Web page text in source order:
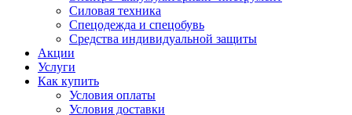
Силовая техника
Спецодежда и спецобувь
Средства индивидуальной защиты
Акции
Услуги
Как купить
Условия оплаты
Условия доставки